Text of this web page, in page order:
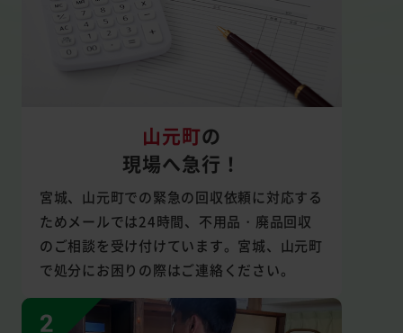
山元町の
現場へ急行！
宮城、山元町での緊急の回収依頼に対応する
ためメールでは24時間、不用品・廃品回収
のご相談を受け付けています。宮城、山元町
で処分にお困りの際はご連絡ください。